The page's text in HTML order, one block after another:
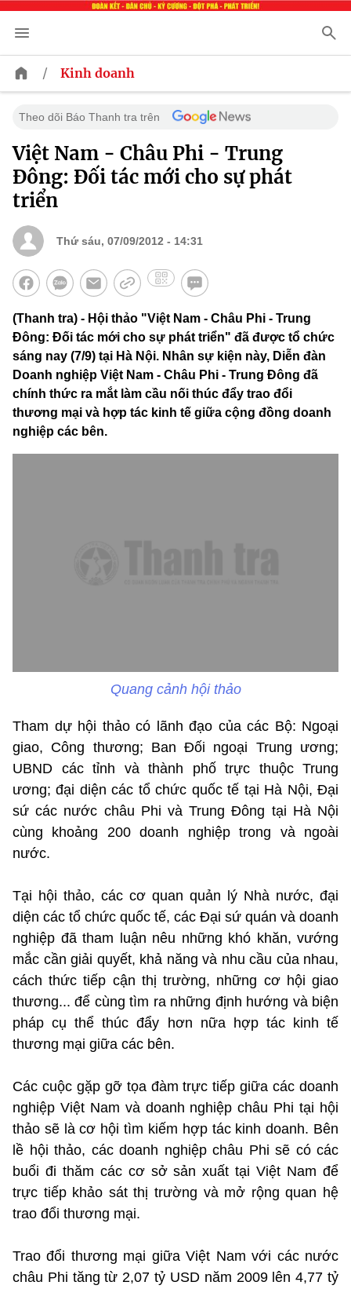
/ Kinh doanh
Theo dõi Báo Thanh tra trên
Việt Nam - Châu Phi - Trung
Đông: Đối tác mới cho sự phát
triển
Thứ sáu, 07/09/2012 - 14:31
(Thanh tra) - Hội thảo "Việt Nam - Châu Phi - Trung
Đông: Đối tác mới cho sự phát triển" đã được tổ chức
sáng nay (7/9) tại Hà Nội. Nhân sự kiện này, Diễn đàn
Doanh nghiệp Việt Nam - Châu Phi - Trung Đông đã
chính thức ra mắt làm cầu nối thúc đẩy trao đổi
thương mại và hợp tác kinh tế giữa cộng đồng doanh
nghiệp các bên.
Quang cảnh hội thảo
Tham dự hội thảo có lãnh đạo của các Bộ: Ngoại
giao, Công thương; Ban Đối ngoại Trung ương;
UBND các tỉnh và thành phố trực thuộc Trung
ương; đại diện các tổ chức quốc tế tại Hà Nội, Đại
sứ các nước châu Phi và Trung Đông tại Hà Nội
cùng khoảng 200 doanh nghiệp trong và ngoài
nước.
Tại hội thảo, các cơ quan quản lý Nhà nước, đại
diện các tổ chức quốc tế, các Đại sứ quán và doanh
nghiệp đã tham luận nêu những khó khăn, vướng
mắc cần giải quyết, khả năng và nhu cầu của nhau,
cách thức tiếp cận thị trường, những cơ hội giao
thương... để cùng tìm ra những định hướng và biện
pháp cụ thể thúc đẩy hơn nữa hợp tác kinh tế
thương mại giữa các bên.
Các cuộc gặp gỡ tọa đàm trực tiếp giữa các doanh
nghiệp Việt Nam và doanh nghiệp châu Phi tại hội
thảo sẽ là cơ hội tìm kiếm hợp tác kinh doanh. Bên
lề hội thảo, các doanh nghiệp châu Phi sẽ có các
buổi đi thăm các cơ sở sản xuất tại Việt Nam để
trực tiếp khảo sát thị trường và mở rộng quan hệ
trao đổi thương mại.
Trao đổi thương mại giữa Việt Nam với các nước
châu Phi tăng từ 2,07 tỷ USD năm 2009 lên 4,77 tỷ